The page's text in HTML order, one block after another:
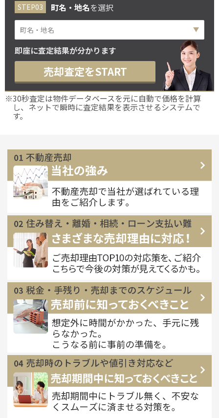
町名・地名を選択
即座に査定結果が分かります
売却査定をSTART
※30秒査定は物件データベースを元に自動で価格を計算
し、ネットで瞬時に査定結果を表示させるシステムで
す。